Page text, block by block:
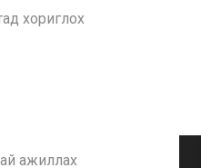
хориглох
ажиллах